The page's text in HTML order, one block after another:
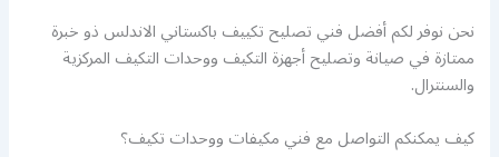
نحن نوفر لكم أفضل فني تصليح تكييف باكستاني الاندلس ذو خبرة
ممتازة في صيانة وتصليح أجهزة التكيف ووحدات التكيف المركزية
والسنترال.
كيف يمكنكم التواصل مع فني مكيفات ووحدات تكيف؟